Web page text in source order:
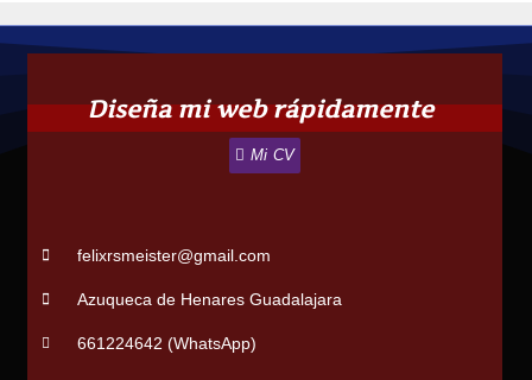
Diseña mi web rápidamente
Mi CV
felixrsmeister@gmail.com
Azuqueca de Henares Guadalajara
661224642 (WhatsApp)